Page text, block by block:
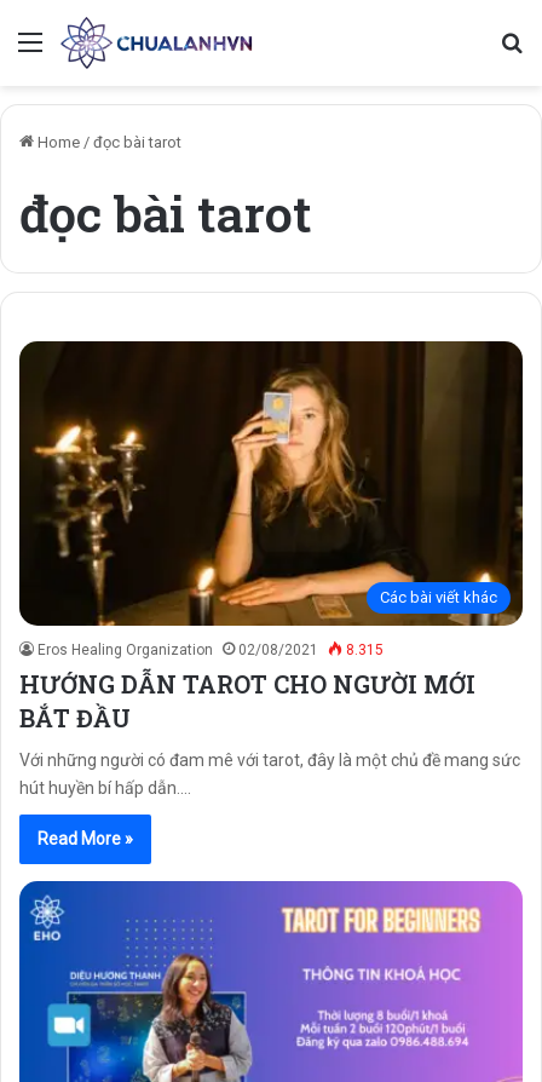
Menu
Home / đọc bài tarot
đọc bài tarot
Các bài viết khác
Eros Healing Organization 02/08/2021 8.315
HƯỚNG DẪN TAROT CHO NGƯỜI MỚI
BẮT ĐẦU
Với những người có đam mê với tarot, đây là một chủ đề mang sức
hút huyền bí hấp dẫn.…
Read More »